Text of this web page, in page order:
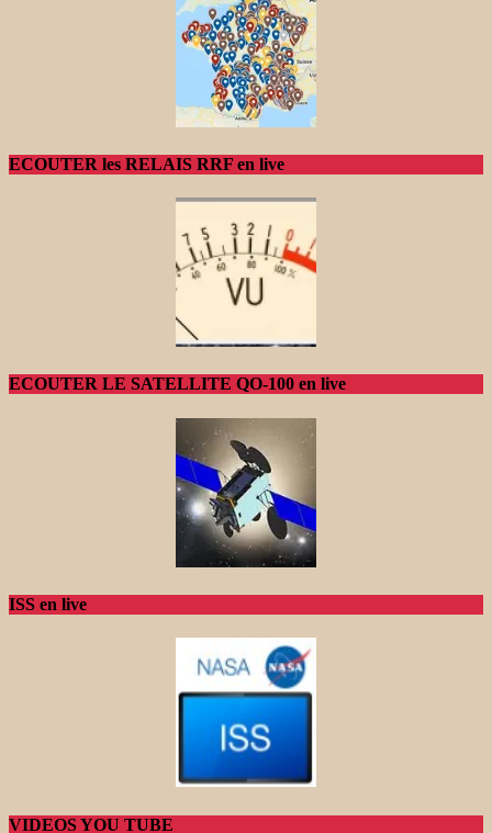
ECOUTER les RELAIS RRF en live
ECOUTER LE SATELLITE QO-100 en live
ISS en live
VIDEOS YOU TUBE